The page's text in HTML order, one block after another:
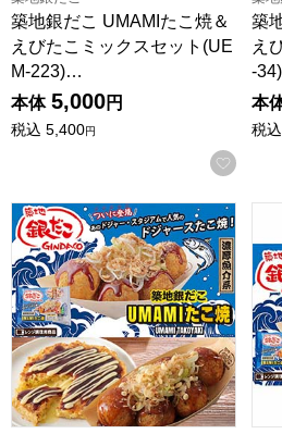
築地銀だこ UMAMIたこ焼＆
えびたこミックスセット(UE
M-223)…
本体 5,000円
税込 5,400円
お気
築
え
-
本
税込
築地銀だこ UMAMIたこ焼セット